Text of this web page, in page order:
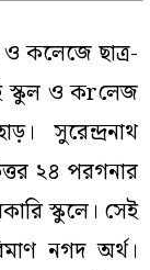
কলেজে ছাত্র-
স্কুল ও কrলেজ
সুরেন্দ্রনাথ
২৪ পরগনার
স্কুলে। সেই
নগদ অর্থ।